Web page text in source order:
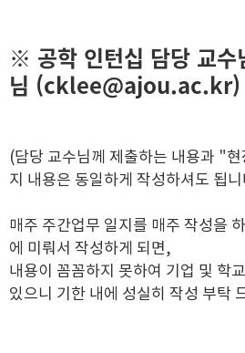
※ 공학 인턴십 담당 교수
님 (cklee@ajou.ac.kr)
(담당 교수님께 제출하는 내용과 "
지 내용은 동일하게 작성하셔도 됩
매주 주간업무 일지를 매주 작성을
에 미뤄서 작성하게 되면,
내용이 꼼꼼하지 못하여 기업 및 학
있으니 기한 내에 성실히 작성 부탁